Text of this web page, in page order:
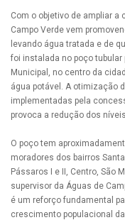
Com o objetivo de ampliar
Campo Verde vem
levando água tratada e de
foi instalada no poço
Municipal, no centro da
água potável. A otimização
implementadas pela
provoca a redução dos
O poço tem
moradores dos bairros
Pássaros I e II, Centro, São
supervisor da Águas de
é um reforço fundamental
crescimento populacional